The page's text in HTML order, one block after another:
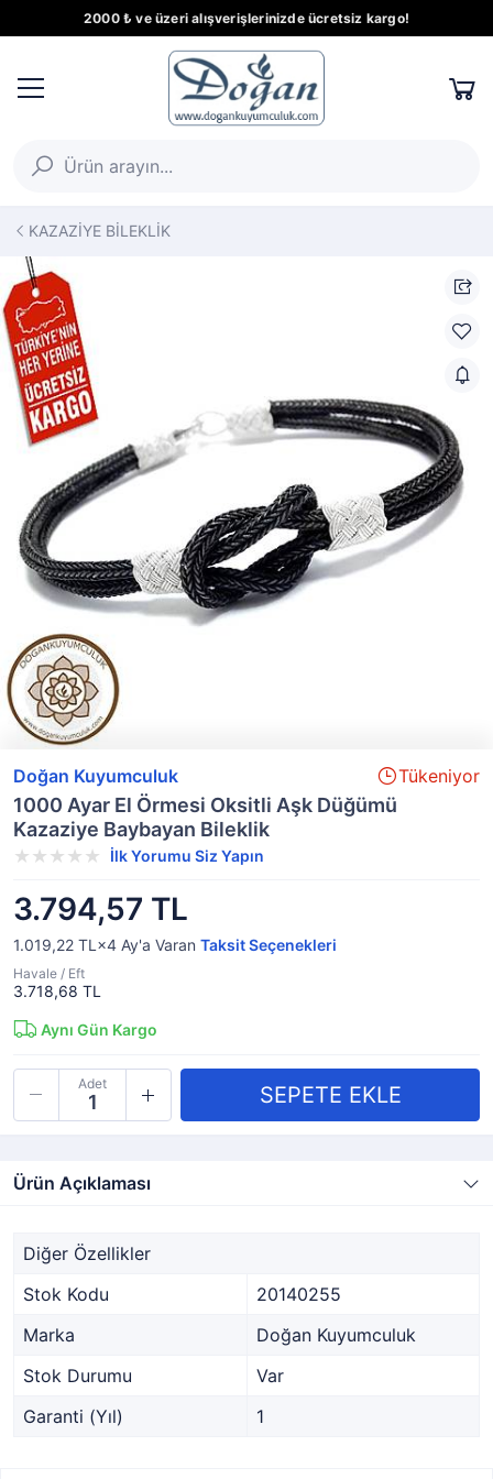
2000 ₺ ve üzeri alışverişlerinizde ücretsiz kargo!
KAZAZİYE BİLEKLİK
Doğan Kuyumculuk Tükeniyor
1000 Ayar El Örmesi Oksitli Aşk Düğümü
Kazaziye Baybayan Bileklik
İlk Yorumu Siz Yapın
3.794,57 TL
1.019,22 TL×4 Ay'a Varan Taksit Seçenekleri
Havale / Eft
3.718,68 TL
Aynı Gün Kargo
Adet
Ürün Açıklaması
Diğer Özellikler
Stok Kodu
20140255
Marka
Doğan Kuyumculuk
Stok Durumu
Var
Garanti (Yıl)
1